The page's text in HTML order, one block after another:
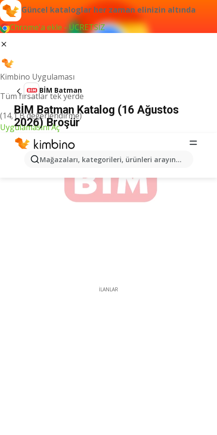
Güncel kataloglar her zaman elinizin altında
Chrome'a ekle - ÜCRETSİZ
Kimbino Uygulaması
Tüm fırsatlar tek yerde
(14,1 B değerlendirme)
Uygulamasını Aç
Mağazaları, kategorileri, ürünleri arayın...
BİM Batman
BİM Batman Katalog (16 Ağustos
2026) Broşür
İLANLAR